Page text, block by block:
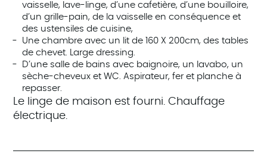
vaisselle, lave-linge, d’une cafetière, d’une bouilloire,
d’un grille-pain, de la vaisselle en conséquence et
des ustensiles de cuisine,
Une chambre avec un lit de 160 X 200cm, des tables
de chevet. Large dressing.
D’une salle de bains avec baignoire, un lavabo, un
sèche-cheveux et WC. Aspirateur, fer et planche à
repasser.
Le linge de maison est fourni. Chauffage
électrique.